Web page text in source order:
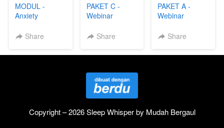
MODUL -
Anxiety
Share
PAKET C -
Webinar
Share
PAKET A -
Webinar
Share
Copyright – 2026 Sleep Whisper by Mudah Bergaul